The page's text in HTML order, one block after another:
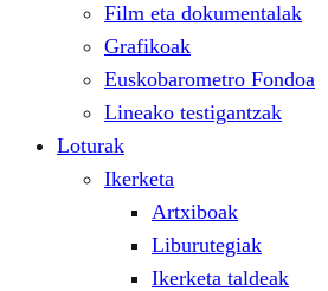
Film eta dokumentalak
Grafikoak
Euskobarometro Fondoa
Lineako testigantzak
Loturak
Ikerketa
Artxiboak
Liburutegiak
Ikerketa taldeak